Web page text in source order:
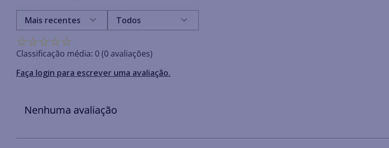
☆☆☆☆☆
Classificação média: 0(0 avaliações)
Faça login para escrever uma avaliação.
Mais recentes Todos
Nenhuma avaliação